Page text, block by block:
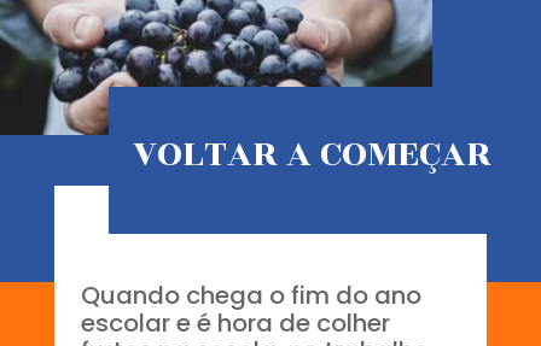
VOLTAR A COMEÇAR
Quando chega o fim do ano
escolar e é hora de colher